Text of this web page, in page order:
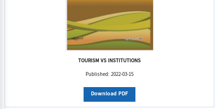
TOURISM VS INSTITUTIONS
Published: 2022-03-15
Download PDF